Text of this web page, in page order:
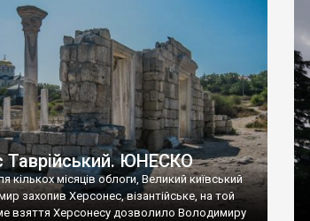
доби. Раритети викрадені з фондів об’єкту
ЮНЕСКО «Херсонеса Таврійського».
«Золото Візантії», але експерти та
вважають це лише […]
Таврійський. ЮНЕСКО
кількох місяців облоги, Великий київський
захопив Херсонес, візантійське, на той
взяття Херсонесу дозволило Володимиру